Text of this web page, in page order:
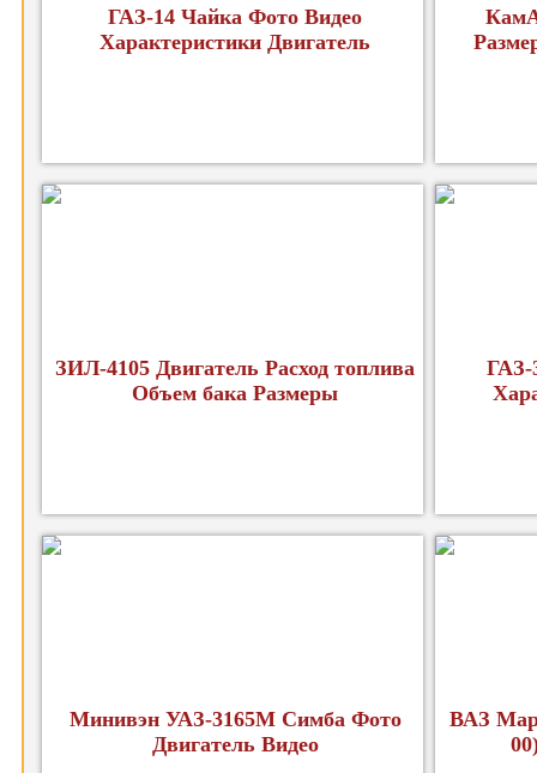
ГАЗ-14 Чайка Фото Видео
Характеристики Двигатель
ЗИЛ-4105 Двигатель Расход топлива
Объем бака Размеры
ГАЗ-
Минивэн УАЗ-3165М Симба Фото
Двигатель Видео
ВАЗ